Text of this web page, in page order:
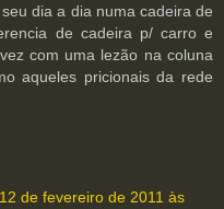
dia a dia numa cadeira de
de cadeira p/ carro e
com uma lezão na coluna
aqueles pricionais da rede
12 de fevereiro de 2011 às